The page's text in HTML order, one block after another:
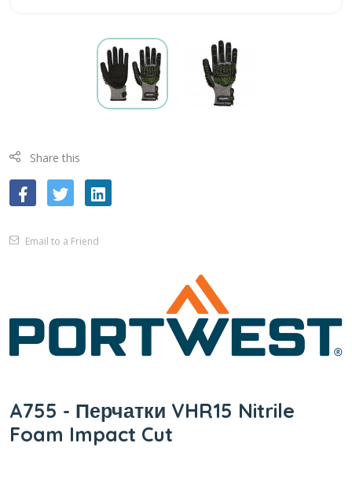
Share this
Email to a Friend
A755 - Перчатки VHR15 Nitrile
Foam Impact Cut